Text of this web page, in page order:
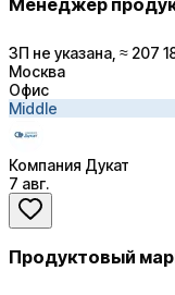
ЗП не указана, ≈ 207
Москва
Офис
Middle
Компания Дукат
7 авг.
Продуктовый